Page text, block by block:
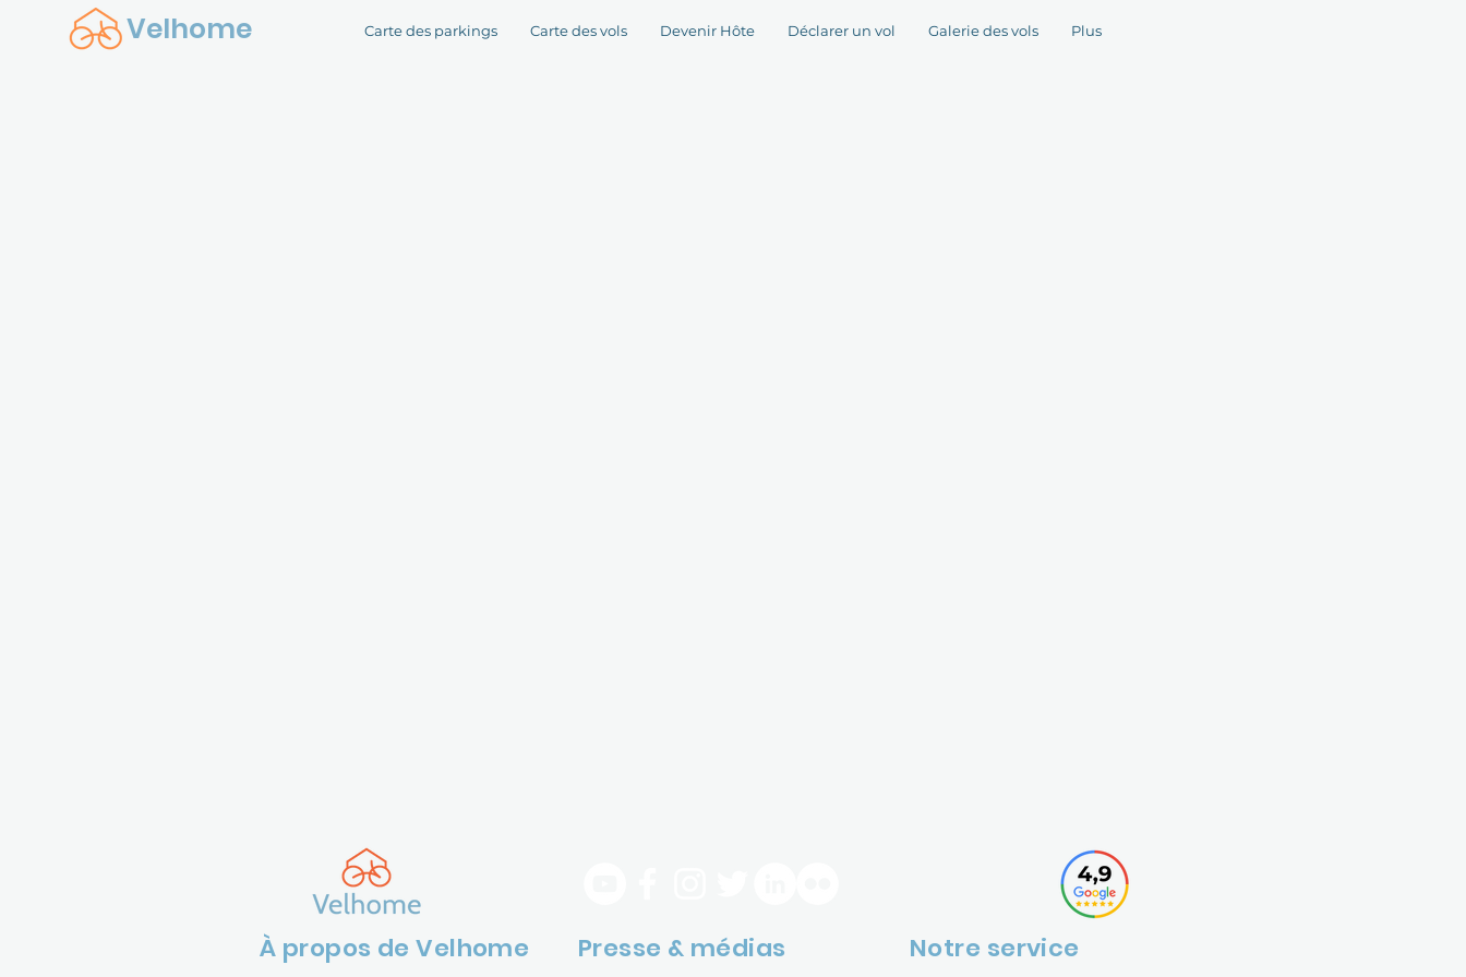
Carte des parkings Carte des vols Devenir Hôte Déclarer un vol Galerie des vols Plus
Velhome
À propos de Velhome Presse & médias Notre service